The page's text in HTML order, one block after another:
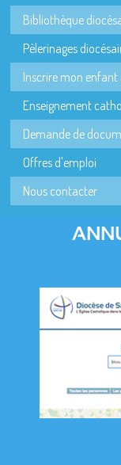
Bibliothèque
Pèlerinages
Inscrire mon
Enseignement
Demande de
Offres d'emploi
Nous contacter